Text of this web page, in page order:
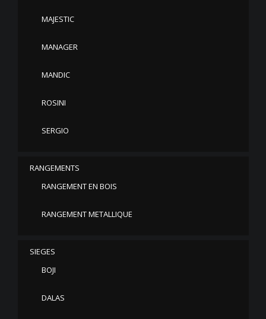
MAJESTIC
MANAGER
MANDIC
ROSINI
SERGIO
RANGEMENTS
RANGEMENT EN BOIS
RANGEMENT METALLIQUE
SIEGES
BOJI
DALAS